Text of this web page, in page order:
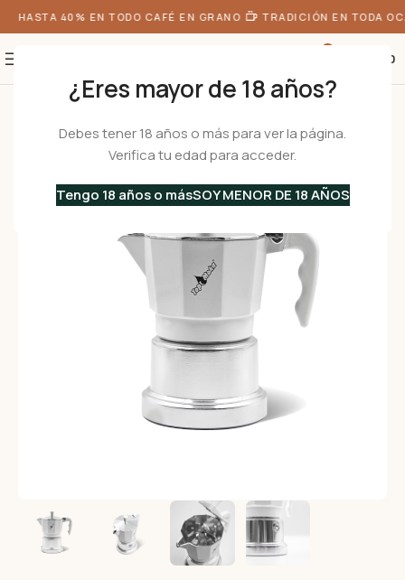
¿Eres mayor de 18 años?
Debes tener 18 años o más para ver la página.
Verifica tu edad para acceder.
Tengo 18 años o másSOY MENOR DE 18 AÑOS
HASTA 40% EN TODO CAFÉ EN GRANO TRADICIÓN EN TODA
0.00
Cafeteras Italianas